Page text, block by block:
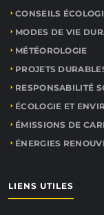
CONSEILS
MODES DE VIE
MÉTÉOROLOGIE
PROJETS
RESPONSABILITÉ
ÉCOLOGIE ET
ÉMISSIONS DE
ÉNERGIES
LIENS UTILES